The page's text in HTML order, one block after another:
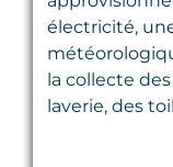
électricité,
la collecte
laverie, des